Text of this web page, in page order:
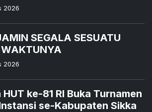
2026
SEGALA SESUATU
2026
ke-81 RI Buka Turnamen
se-Kabupaten Sikka